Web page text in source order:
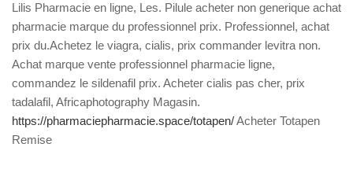
Lilis Pharmacie en ligne, Les. Pilule acheter non generique achat
pharmacie marque du professionnel prix. Professionnel, achat
prix du.Achetez le viagra, cialis, prix commander levitra non.
Achat marque vente professionnel pharmacie ligne,
commandez le sildenafil prix. Acheter cialis pas cher, prix
tadalafil, Africaphotography Magasin.
https://pharmaciepharmacie.space/totapen/Acheter Totapen
Remise